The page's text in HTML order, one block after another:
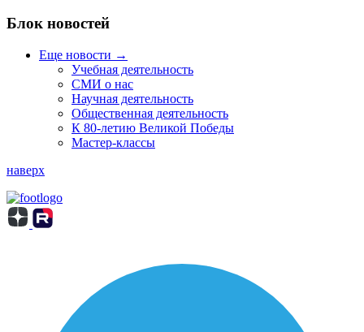
Блок новостей
Еще новости →
Учебная деятельность
СМИ о нас
Научная деятельность
Общественная деятельность
К 80-летию Великой Победы
Мастер-классы
наверх